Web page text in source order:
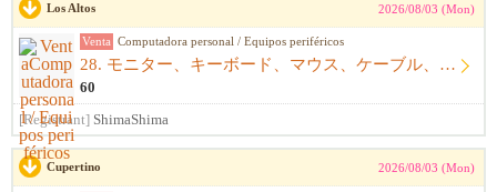
Los Altos 2026/08/03 (Mon)
Venta Computadora personal / Equipos periféricos
28. モニター、キーボード、マウス、ケーブル、アームレスト一式
60
[Registrant] ShimaShima
Cupertino 2026/08/03 (Mon)